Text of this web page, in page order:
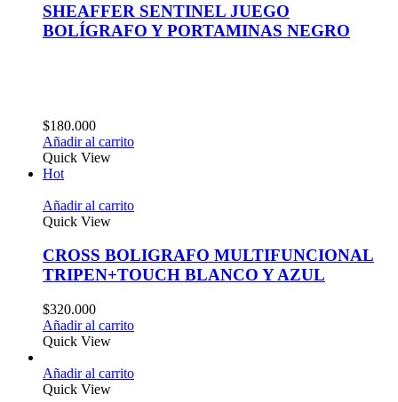
SHEAFFER SENTINEL JUEGO
BOLÍGRAFO Y PORTAMINAS NEGRO
$180.000
Añadir al carrito
Quick View
Hot
Añadir al carrito
Quick View
CROSS BOLIGRAFO MULTIFUNCIONAL
TRIPEN+TOUCH BLANCO Y AZUL
$320.000
Añadir al carrito
Quick View
Añadir al carrito
Quick View